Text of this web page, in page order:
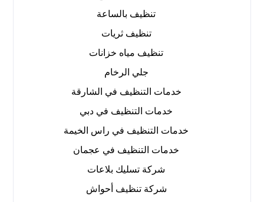
تنظيف بالساعة
تنظيف ثريات
تنظيف مياه خزانات
جلي الرخام
خدمات التنظيف في الشارقة
خدمات التنظيف في دبي
خدمات التنظيف في راس الخيمة
خدمات التنظيف في عجمان
شركة تسليك بلاعات
شركة تنظيف أحواش